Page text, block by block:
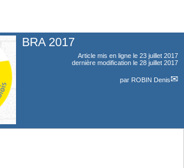
BRA 2017
Article mis en ligne le 23 juillet 2017
dernière modification le 28 juillet 2017
par ROBIN Denis